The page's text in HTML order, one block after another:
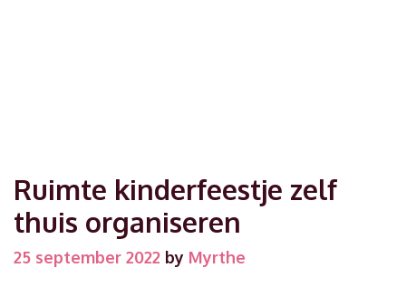
Ruimte kinderfeestje zelf
thuis organiseren
25 september 2022 by Myrthe